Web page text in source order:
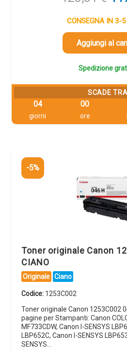
CONSEGNA IN 3-5
Aggiungi al
Spedizione
SCADE
04
giorni
00
ore
-5%
Toner originale Canon
CIANO
Originale Ciano
Codice: 1253C002
Toner originale Canon 1253C002
pagine per Stampanti: Canon
MF733CDW, Canon I-SENSYS
LBP652C, Canon I-SENSYS
SENSYS…